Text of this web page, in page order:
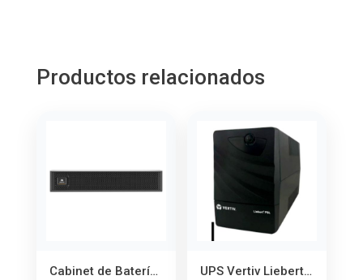
Productos relacionados
Cabinet de Baterías Externo 144V para Liebert GXT5 5-6kVA 208V – Amplía Autonomía UPS Vertiv Liebert PSL 850VA/480W – Protección para Equipos de Oficina